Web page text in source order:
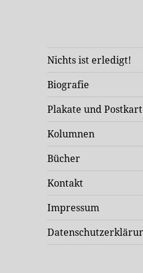
Klaus Staeck
Unterwegs in Sachen
Nichts ist erledigt!
Biografie
Plakate und
Kolumnen
Bücher
Kontakt
Impressum